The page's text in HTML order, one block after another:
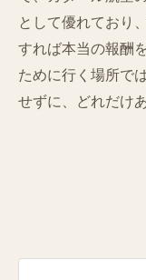
として優れており
すれば本当の報酬
ために行く場所で
せずに、どれだけ